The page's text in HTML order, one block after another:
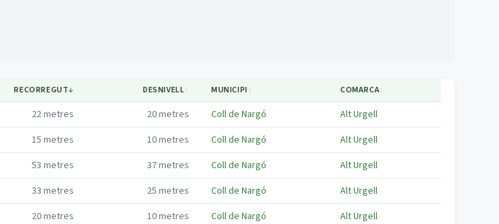
RECORREGUT↓ DESNIVELL↕ MUNICIPI↕ COMARCA↕
22metres 20metres Coll de Nargó
Alt Urgell
15 metres 10metres Coll de Nargó
Alt Urgell
53 metres 37metres Coll de Nargó
Alt Urgell
33 metres 25 metres Coll de Nargó
Alt Urgell
20metres 10metres Coll de Nargó
Alt Urgell